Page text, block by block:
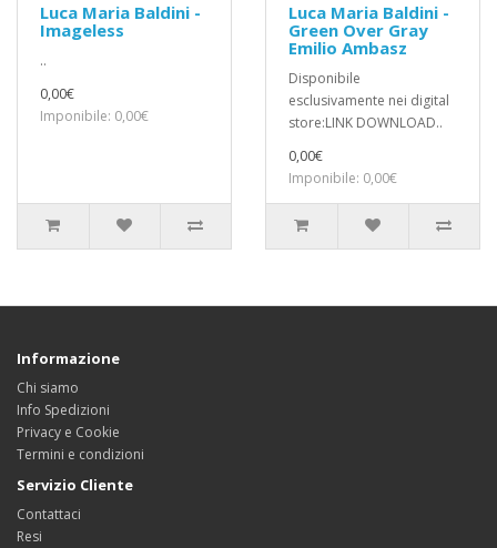
Luca Maria Baldini -
Imageless
..
0,00€
Imponibile: 0,00€
Luca Maria Baldini -
Green Over Gray
Emilio Ambasz
Disponibile
esclusivamente nei digital
store:LINK DOWNLOAD..
0,00€
Imponibile: 0,00€
Informazione
Chi siamo
Info Spedizioni
Privacy e Cookie
Termini e condizioni
Servizio Cliente
Contattaci
Resi